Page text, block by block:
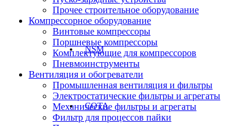
NSM
СОТА
Прочее строительное оборудование
Компрессорное оборудование
Винтовые компрессоры
Поршневые компрессоры
Комплектующие для компрессоров
Пневмоинструменты
Вентиляция и обогреватели
Промышленная вентиляция и фильтры
Электростатические фильтры и агрегаты
Механические фильтры и агрегаты
Фильтр для процессов пайки